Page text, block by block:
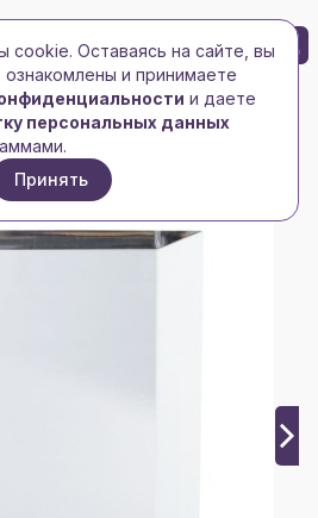
ЛОГО 0
/Стелы/
cookie. Оставаясь на сайте, вы
и принимаете
и даете
персональных данных
Принять